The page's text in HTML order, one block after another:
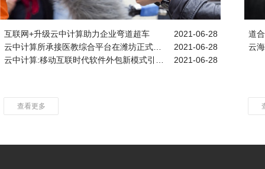
互联网+升级云中计算助力企业弯道超车
2021-06-28
2021-06-28
2021-06-28
查看更多
道
云